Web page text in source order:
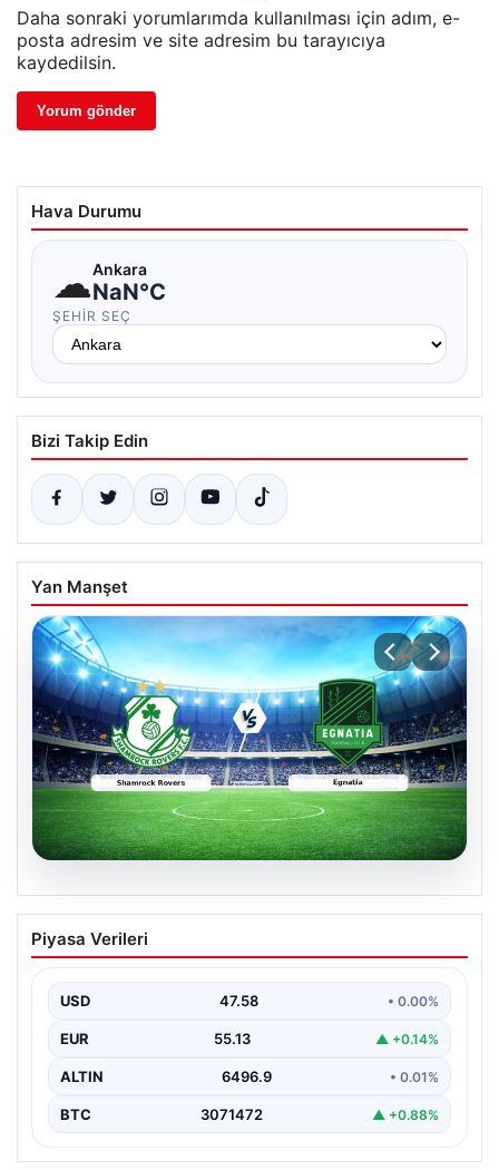
Daha sonraki yorumlarımda kullanılması için adım, e-
posta adresim ve site adresim bu tarayıcıya
kaydedilsin.
Hava Durumu
☁Ankara
NaN°C
ŞEHIR SEÇ
Bizi Takip Edin
Yan Manşet
05.08.2026
Shamrock Rovers ile Egnatia
Karşılaşmasının Detaylı Özeti ve Kritik
İrlanda temsilcisi Shamrock Rovers, Avrupa kupaları
bir…
Piyasa Verileri
USD 47.58 • 0.00%
EUR 55.13 ▲ +0.14%
ALTIN 6496.9 • 0.01%
BTC 3071472 ▲ +0.88%